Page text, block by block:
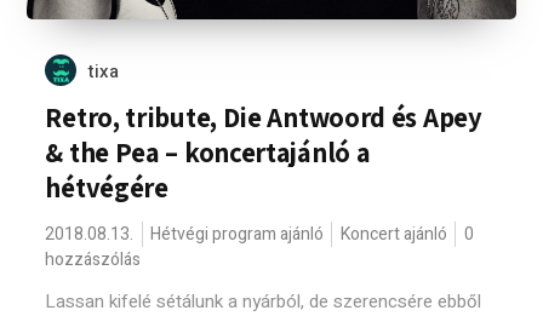
tixa
Retro, tribute, Die Antwoord és Apey
& the Pea – koncertajánló a
hétvégére
2018.08.13. Hétvégi program ajánló Koncert ajánló
0
hozzászólás
Lassan kifelé sétálunk a nyárból, de szerencsére ebből